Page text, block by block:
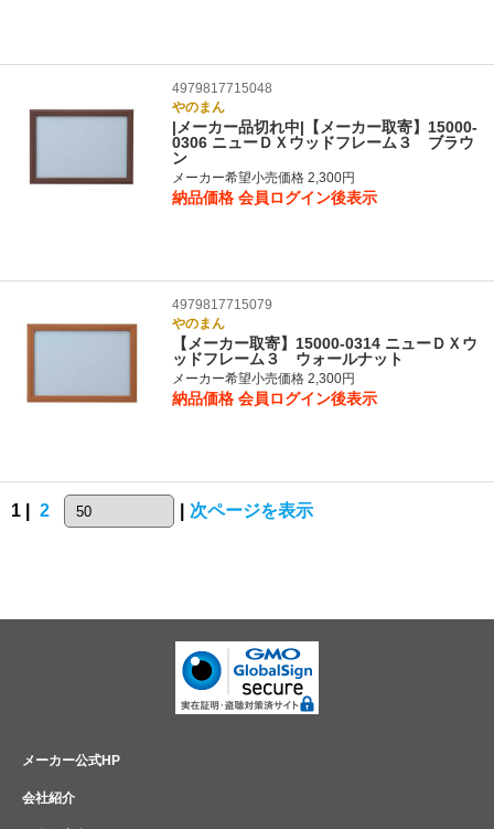
4979817715048
やのまん
|メーカー品切れ中|【メーカー取寄】15000-
0306 ニューＤＸウッドフレーム３ ブラウ
ン
メーカー希望小売価格 2,300円
納品価格 会員ログイン後表示
4979817715079
やのまん
【メーカー取寄】15000-0314 ニューＤＸウ
ッドフレーム３ ウォールナット
メーカー希望小売価格 2,300円
納品価格 会員ログイン後表示
1 | 2 次ページを表示
メーカー公式HP
会社紹介